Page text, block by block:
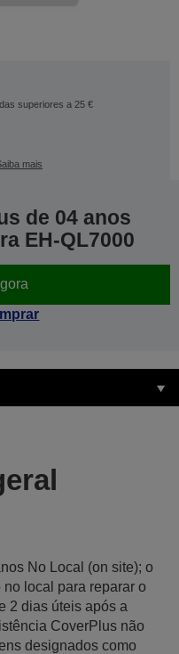
superiores a 25 €
mais
de 04 anos
EH-QL7000
No Local (on site); o
local para reparar o
2 dias úteis após a
CoverPlus não
designados como